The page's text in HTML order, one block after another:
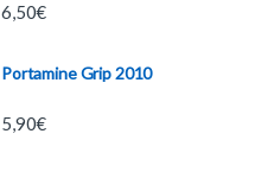
6,50€
Portamine Grip 2010
5,90€